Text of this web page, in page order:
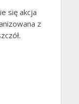
się akcja
z